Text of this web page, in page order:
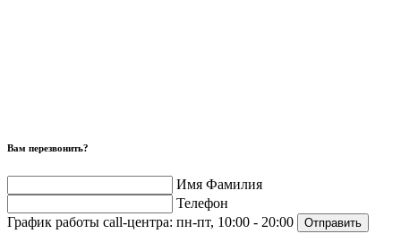
Вам перезвонить?
Имя Фамилия
Телефон
График работы call-центра: пн-пт, 10:00 - 20:00 Отправить